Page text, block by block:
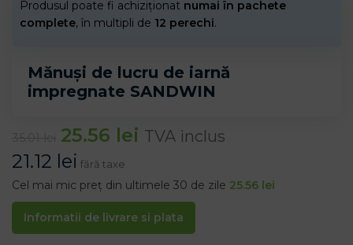
Mănuși de lucru de iarnă
impregnate SANDWIN
25.56 lei TVA inclus
21.12 lei fără taxe
Produsul poate fi achiziționat numai în pachete
complete, în multipli de 12 perechi.
Cel mai mic preț din ultimele 30 de zile 25.56 lei
Informatii de livrare si plata